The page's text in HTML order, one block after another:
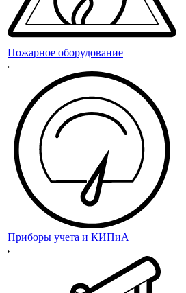
Пожарное оборудование
Приборы учета и КИПиА